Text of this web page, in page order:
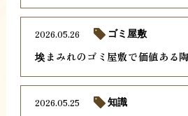
埃まみれのゴミ屋敷で価値ある
2026.05.26 ゴミ屋敷
2026.05.25 知識